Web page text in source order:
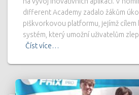
different Academy zadalo žákům
piškvorkovou platformu, jejímž
systém, který umožní uživatelům
Číst více…